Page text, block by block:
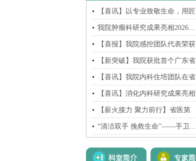
【喜讯】以专业致敬生命，用匠
心...
我院肿瘤科研究成果亮相2026...
【喜报】我院感控团队代表荣获
广...
【新突破】我院获批首个广东省
自...
【喜讯】我院内科住培团队在省
医...
【喜讯】消化内科研究成果亮相
2...
【薪火接力 聚力前行】省医第
七...
“清洁双手 挽救生命”——手卫...